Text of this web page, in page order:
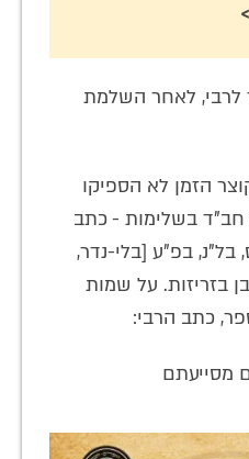
לרבי, לאחר השלמת
הזמן לא הספיקו
חב”ד בשלימות - כתב
בל”נ, בפ”ע [בלי-נדר,
בזריזות. על שמות
כתב הרבי:
מסייעתם